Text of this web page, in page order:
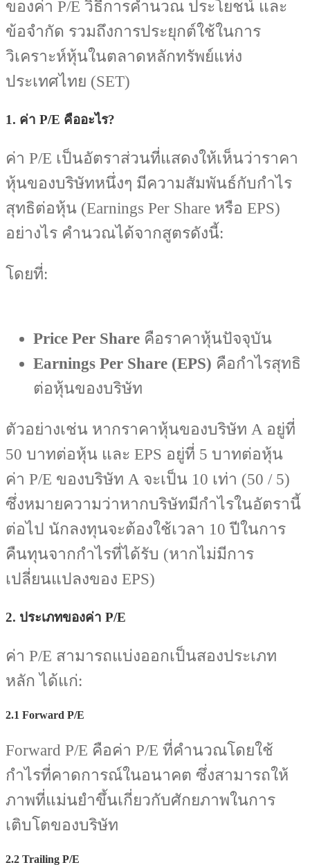
ของค่า P/E วิธีการคำนวณ ประโยชน์ และ
ข้อจำกัด รวมถึงการประยุกต์ใช้ในการ
วิเคราะห์หุ้นในตลาดหลักทรัพย์แห่ง
ประเทศไทย (SET)
1. ค่า P/E คืออะไร?
ค่า P/E เป็นอัตราส่วนที่แสดงให้เห็นว่าราคา
หุ้นของบริษัทหนึ่งๆ มีความสัมพันธ์กับกำไร
สุทธิต่อหุ้น (Earnings Per Share หรือ EPS)
อย่างไร คำนวณได้จากสูตรดังนี้:
โดยที่:
Price Per Share คือราคาหุ้นปัจจุบัน
Earnings Per Share (EPS) คือกำไรสุทธิ
ต่อหุ้นของบริษัท
ตัวอย่างเช่น หากราคาหุ้นของบริษัท A อยู่ที่
50 บาทต่อหุ้น และ EPS อยู่ที่ 5 บาทต่อหุ้น
ค่า P/E ของบริษัท A จะเป็น 10 เท่า (50 / 5)
ซึ่งหมายความว่าหากบริษัทมีกำไรในอัตรานี้
ต่อไป นักลงทุนจะต้องใช้เวลา 10 ปีในการ
คืนทุนจากกำไรที่ได้รับ (หากไม่มีการ
เปลี่ยนแปลงของ EPS)
2. ประเภทของค่า P/E
ค่า P/E สามารถแบ่งออกเป็นสองประเภท
หลัก ได้แก่:
2.1 Forward P/E
Forward P/E คือค่า P/E ที่คำนวณโดยใช้
กำไรที่คาดการณ์ในอนาคต ซึ่งสามารถให้
ภาพที่แม่นยำขึ้นเกี่ยวกับศักยภาพในการ
เติบโตของบริษัท
2.2 Trailing P/E